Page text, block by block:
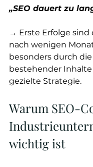
„SEO dauert zu
→ Erste Erfolge sind
nach wenigen
besonders durch
bestehender
gezielte Strategie.
Warum SEO-
wichtig ist